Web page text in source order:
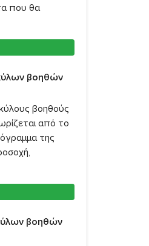
που θα
βοηθών
βοηθούς
από το
της
βοηθών